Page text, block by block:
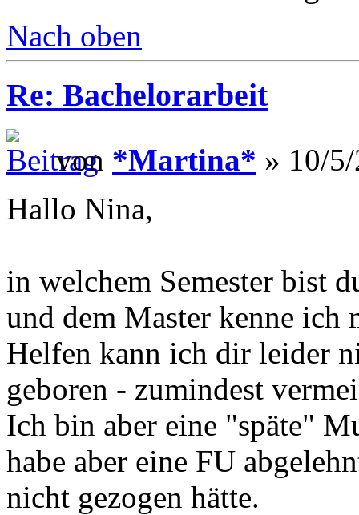
Nach oben
Re: Bachelorarbeit
von *Martina* » 10/
Hallo Nina,
in welchem Semester bist
und dem Master kenne
Helfen kann ich dir leider
geboren - zumindest
Ich bin aber eine "späte"
habe aber eine FU
nicht gezogen hätte.